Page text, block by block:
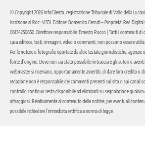
© Copyright 2026 InfoCilento, registrazione Tribunale di Vallo della
Iscrizione al Roc: 41551. Editore: Domenico Cerruti – Proprietà: Red Digital
06134250650. Direttore responsabile: Ernesto Rocco | Tutti i contenuti
casa editrice, testi, immagini, video o commenti, non possono essere
Per le notizie o fotografie riportate da altre testate giornalistiche, agenzie
fonte d’origine. Dove non sia stato possibile rintracciare gli autori o
webmaster si riservano, opportunamente avvertiti, di dare loro credito o
redazione non è responsabile dei commenti presenti sul sito o sui canali
controllo continuo resta disponibile ad eliminarli su segnalazione
oltraggiosi. Relativamente al contenuto delle notizie, per eventuali
possibile richiedere l’immediata rettifica a norma di legge.